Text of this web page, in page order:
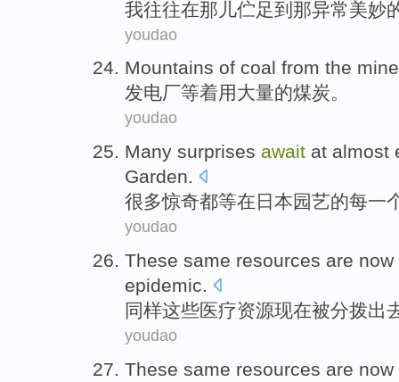
我往往在那儿伫足到那异常美妙
youdao
Mountains of coal from the mine
发电厂等着用大量的煤炭。
youdao
Many surprises await at almost
Garden.
很多惊奇都等在 日本园艺的每一
youdao
These same resources are now
epidemic.
同样这些医疗资源现在被分拨出
youdao
These same resources are now